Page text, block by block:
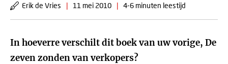
Erik de Vries | 11 mei 2010 | 4-6 minuten leestijd
In hoeverre verschilt dit boek van uw vorige, De
zeven zonden van verkopers?